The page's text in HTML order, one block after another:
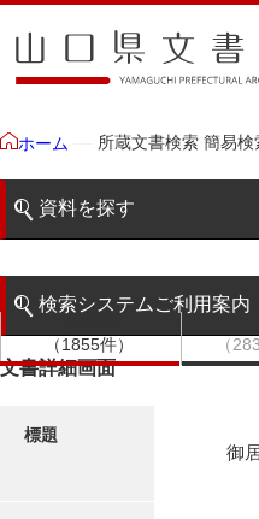
ホーム 所蔵文書検索 簡易検
資料を探す
階層検索
検索システムご利用案内
検索システムの利用について
（1855件）
（
文書詳細画面
標題
御